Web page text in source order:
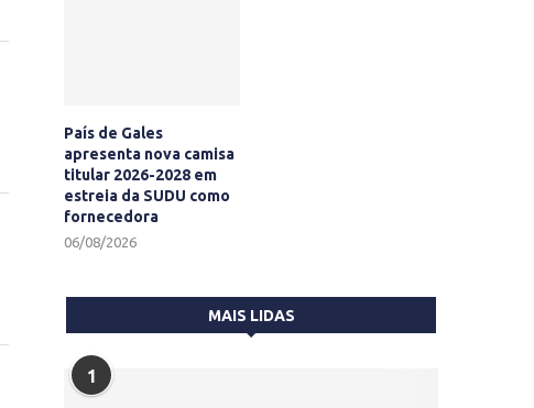
País de Gales
apresenta nova camisa
titular 2026-2028 em
estreia da SUDU como
fornecedora
06/08/2026
MAIS LIDAS
1